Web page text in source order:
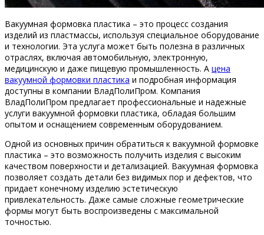
Вакуумная формовка пластика – это процесс создания
изделий из пластмассы, используя специальное оборудование
и технологии. Эта услуга может быть полезна в различных
отраслях, включая автомобильную, электронную,
медицинскую и даже пищевую промышленность. А цена
вакуумной формовки пластика и подробная информация
доступны в компании ВладПолиПром. Компания
ВладПолиПром предлагает профессиональные и надежные
услуги вакуумной формовки пластика, обладая большим
опытом и оснащением современным оборудованием.
Одной из основных причин обратиться к вакуумной формовке
пластика – это возможность получить изделия с высоким
качеством поверхности и детализацией. Вакуумная формовка
позволяет создать детали без видимых пор и дефектов, что
придает конечному изделию эстетическую
привлекательность. Даже самые сложные геометрические
формы могут быть воспроизведены с максимальной
точностью.